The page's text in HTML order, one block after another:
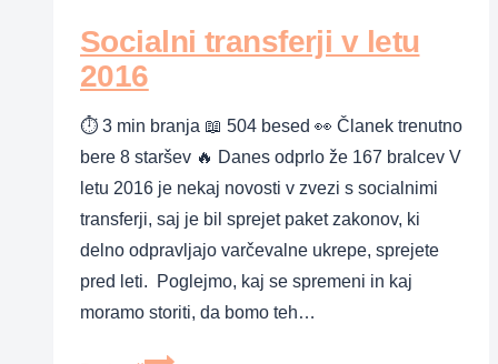
Socialni transferji v letu
2016
⏱ 3 min branja 📖 504 besed 👀 Članek trenutno
bere 8 staršev 🔥 Danes odprlo že 167 bralcev V
letu 2016 je nekaj novosti v zvezi s socialnimi
transferji, saj je bil sprejet paket zakonov, ki
delno odpravljajo varčevalne ukrepe, sprejete
pred leti. Poglejmo, kaj se spremeni in kaj
moramo storiti, da bomo teh…
Socialni